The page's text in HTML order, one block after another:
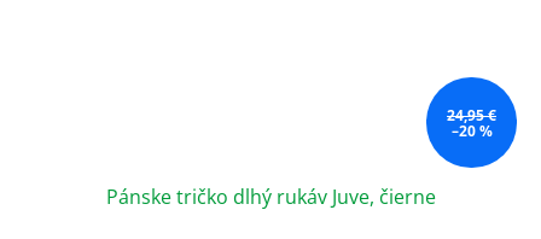
24,95 €
–20 %
Pánske tričko dlhý rukáv Juve, čierne